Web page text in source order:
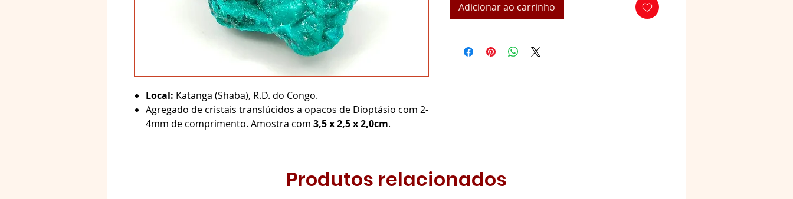
Local: Katanga (Shaba), R.D. do Congo.
Agregado de cristais translúcidos a opacos de Dioptásio com 2-
4mm de comprimento. Amostra com 3,5 x 2,5 x 2,0cm.
Adicionar ao carrinho
Produtos relacionados